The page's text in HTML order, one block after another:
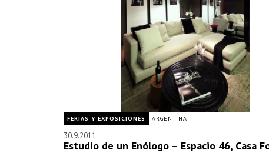
FERIAS Y EXPOSICIONES ARGENTINA
30.9.2011
Estudio de un Enólogo – Espacio 46, Casa